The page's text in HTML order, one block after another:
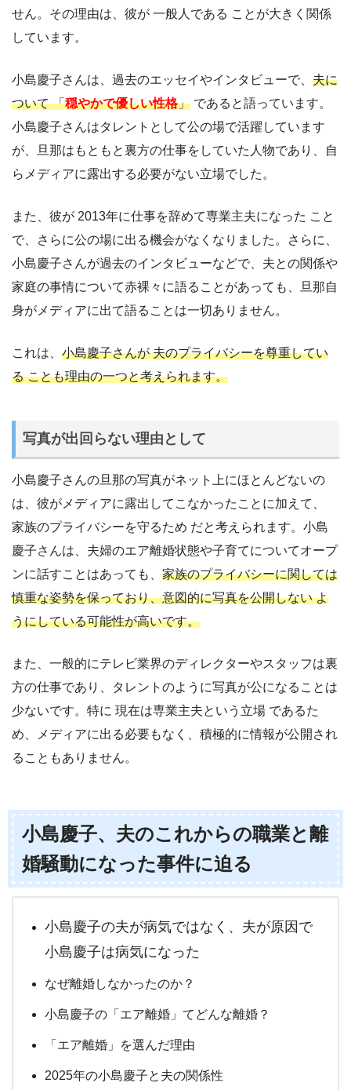
せん。その理由は、彼が 一般人である ことが大きく関係
しています。
小島慶子さんは、過去のエッセイやインタビューで、 夫に
ついて 「穏やかで優しい性格」 であると語っています。
小島慶子さんはタレントとして公の場で活躍しています
が、旦那はもともと裏方の仕事をしていた人物であり、自
らメディアに露出する必要がない立場でした。
また、彼が 2013年に仕事を辞めて専業主夫になった こと
で、さらに公の場に出る機会がなくなりました。さらに、
小島慶子さんが過去のインタビューなどで、夫との関係や
家庭の事情について赤裸々に語ることがあっても、旦那自
身がメディアに出て語ることは一切ありません。
これは、 小島慶子さんが 夫のプライバシーを尊重してい
る ことも理由の一つと考えられます。
写真が出回らない理由として
小島慶子さんの旦那の写真がネット上にほとんどないの
は、彼がメディアに露出してこなかったことに加えて、
家族のプライバシーを守るため だと考えられます。小島
慶子さんは、夫婦のエア離婚状態や子育てについてオープ
ンに話すことはあっても、 家族のプライバシーに関しては
慎重な姿勢を保っており、意図的に写真を公開しない よ
うにしている可能性が高いです。
また、一般的にテレビ業界のディレクターやスタッフは裏
方の仕事であり、タレントのように写真が公になることは
少ないです。特に 現在は専業主夫という立場 であるた
め、メディアに出る必要もなく、積極的に情報が公開され
ることもありません。
小島慶子、夫のこれからの職業と離
婚騒動になった事件に迫る
小島慶子の夫が病気ではなく、夫が原因で
小島慶子は病気になった
なぜ離婚しなかったのか？
小島慶子の「エア離婚」てどんな離婚？
「エア離婚」を選んだ理由
2025年の小島慶子と夫の関係性